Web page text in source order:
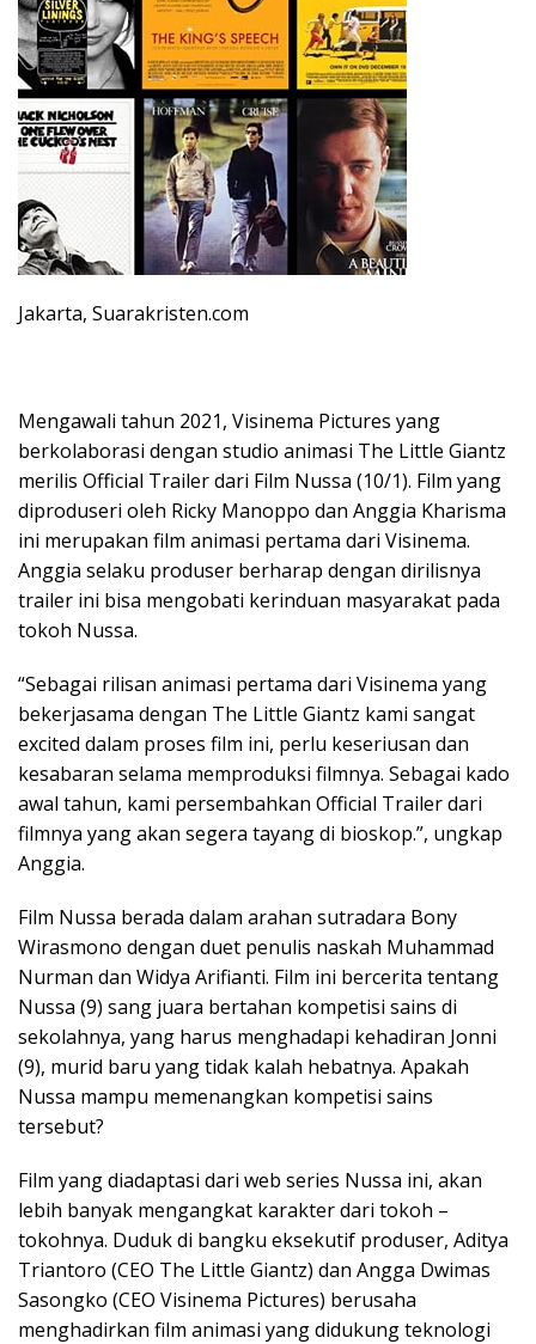
Jakarta, Suarakristen.com
Mengawali tahun 2021, Visinema Pictures yang
berkolaborasi dengan studio animasi The Little Giantz
merilis Official Trailer dari Film Nussa (10/1). Film yang
diproduseri oleh Ricky Manoppo dan Anggia Kharisma
ini merupakan film animasi pertama dari Visinema.
Anggia selaku produser berharap dengan dirilisnya
trailer ini bisa mengobati kerinduan masyarakat pada
tokoh Nussa.
“Sebagai rilisan animasi pertama dari Visinema yang
bekerjasama dengan The Little Giantz kami sangat
excited dalam proses film ini, perlu keseriusan dan
kesabaran selama memproduksi filmnya. Sebagai kado
awal tahun, kami persembahkan Official Trailer dari
filmnya yang akan segera tayang di bioskop.”, ungkap
Anggia.
Film Nussa berada dalam arahan sutradara Bony
Wirasmono dengan duet penulis naskah Muhammad
Nurman dan Widya Arifianti. Film ini bercerita tentang
Nussa (9) sang juara bertahan kompetisi sains di
sekolahnya, yang harus menghadapi kehadiran Jonni
(9), murid baru yang tidak kalah hebatnya. Apakah
Nussa mampu memenangkan kompetisi sains
tersebut?
Film yang diadaptasi dari web series Nussa ini, akan
lebih banyak mengangkat karakter dari tokoh –
tokohnya. Duduk di bangku eksekutif produser, Aditya
Triantoro (CEO The Little Giantz) dan Angga Dwimas
Sasongko (CEO Visinema Pictures) berusaha
menghadirkan film animasi yang didukung teknologi